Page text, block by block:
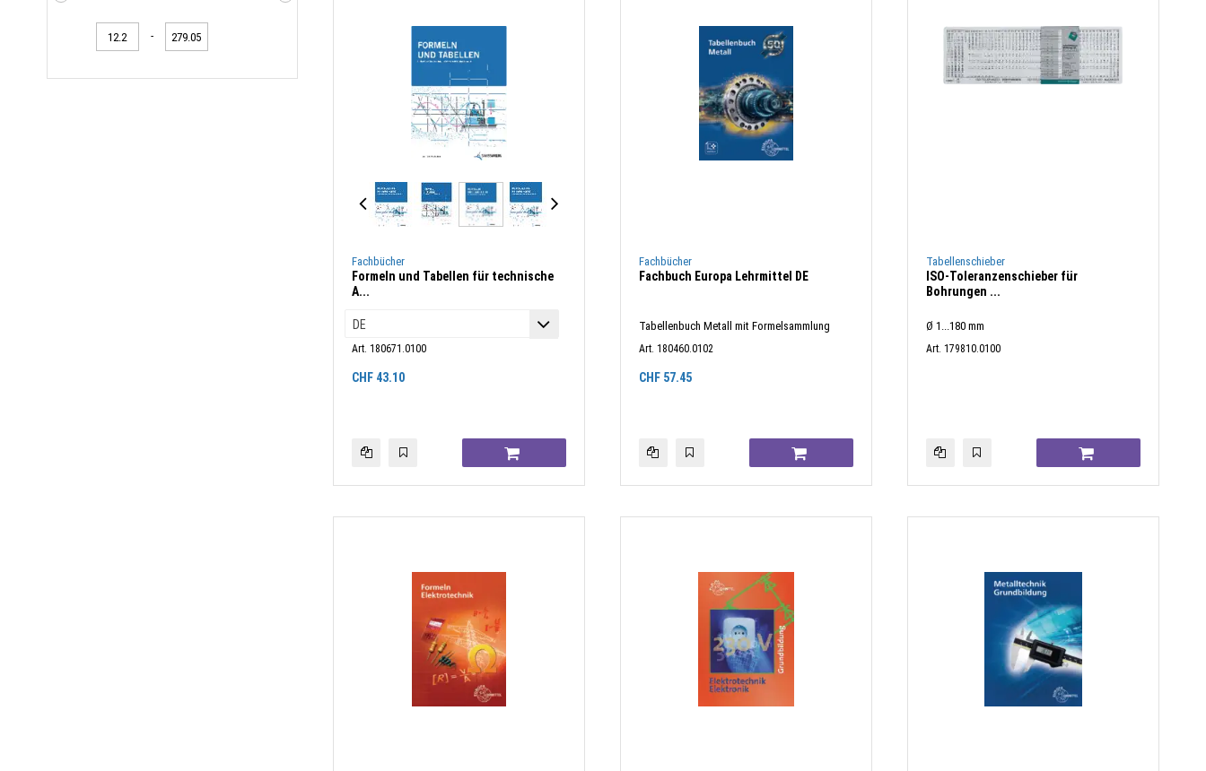
-
Fachbücher
Formeln und Tabellen für technische
A...
Art. 180671.0100
CHF 43.10
Fachbücher
Fachbuch Europa Lehrmittel DE
Tabellenbuch Metall mit Formelsammlung
Art. 180460.0102
CHF 57.45
Tabellenschieber
ISO-Toleranzenschieber für
Bohrungen ...
Ø 1...180 mm
Art. 179810.0100